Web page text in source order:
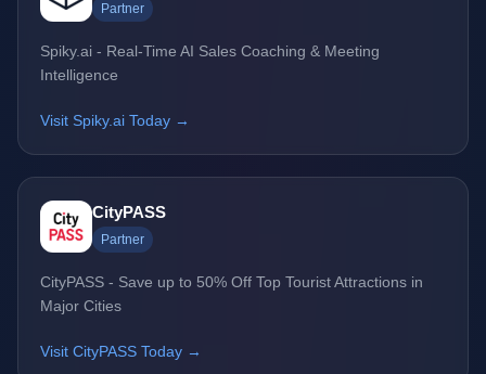
Partner
Spiky.ai - Real-Time AI Sales Coaching & Meeting
Intelligence
Visit Spiky.ai Today →
CityPASS
Partner
CityPASS - Save up to 50% Off Top Tourist Attractions in
Major Cities
Visit CityPASS Today →